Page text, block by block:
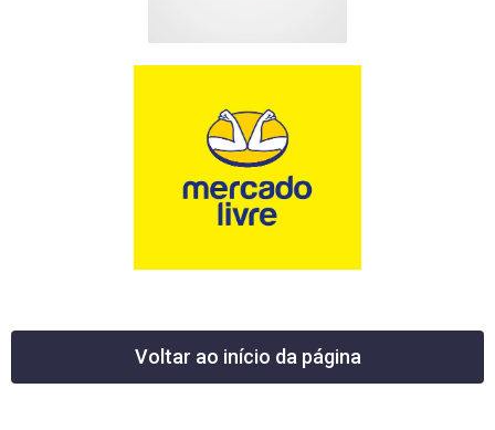
Voltar ao início da página